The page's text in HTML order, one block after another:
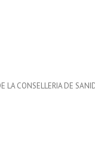
CONSELLERIA DE